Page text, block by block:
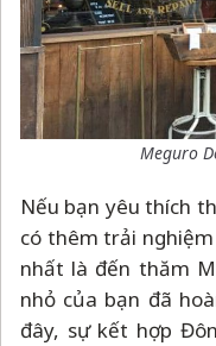
Meguro
Nếu bạn yêu thích
có thêm trải
nhất là đến thăm
nhỏ của bạn đã
đây, sự kết hợp